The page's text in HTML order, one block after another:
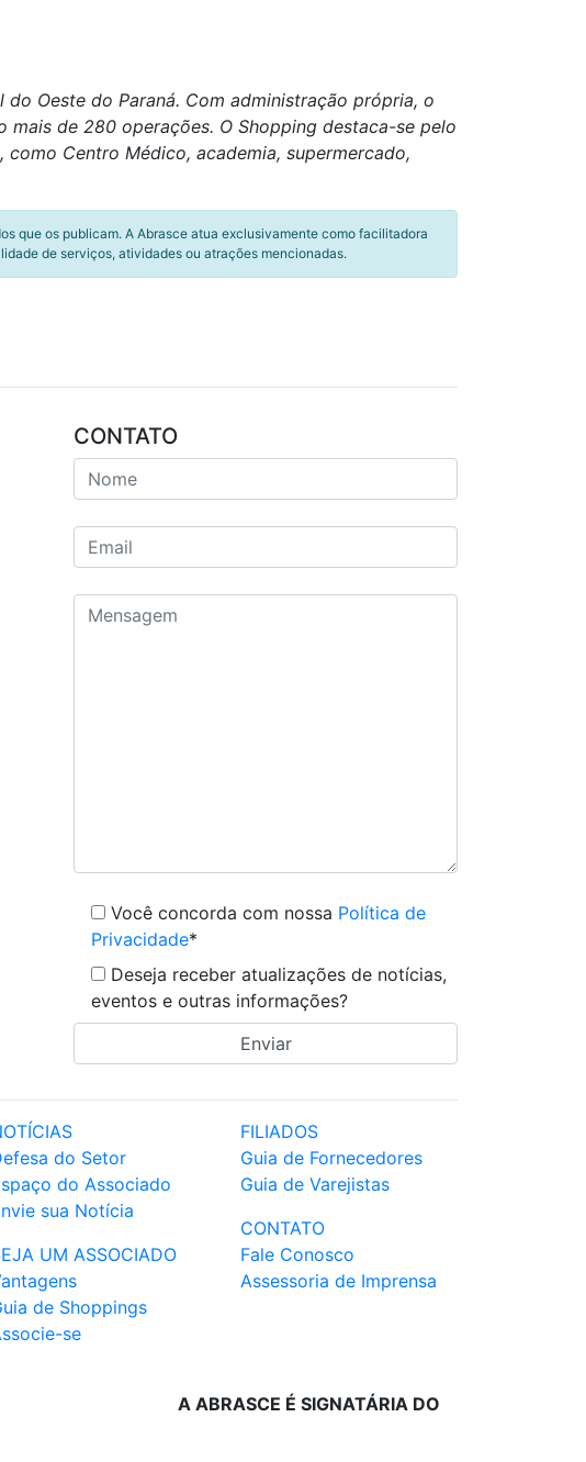
Oeste do Paraná. Com administração própria, o
de 280 operações. O Shopping destaca-se pelo
Centro Médico, academia, supermercado,
que os publicam. A Abrasce atua exclusivamente como facilitadora
de serviços, atividades ou atrações mencionadas.
CONTATO
Você concorda com nossa Política de
Privacidade*
Deseja receber atualizações de notícias,
eventos e outras informações?
do Setor
do Associado
sua Notícia
UM ASSOCIADO
de Shoppings
se
FILIADOS
Guia de Fornecedores
Guia de Varejistas
CONTATO
Fale Conosco
Assessoria de Imprensa
A ABRASCE É SIGNATÁRIA DO